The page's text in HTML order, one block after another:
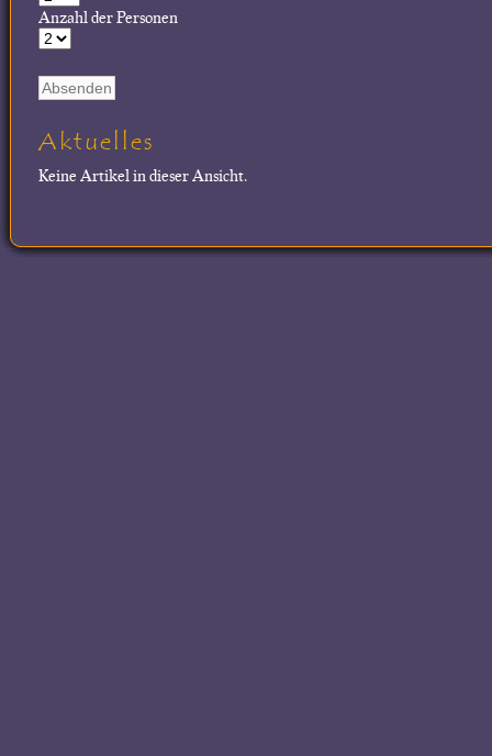
Anzahl der Personen
Aktuelles
Keine Artikel in dieser Ansicht.